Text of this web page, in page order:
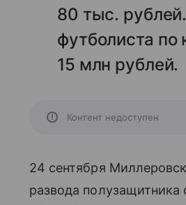
80 тыс.
футболиста по
15 млн рублей.
Контент недоступен
24 сентября
развода полузащитника